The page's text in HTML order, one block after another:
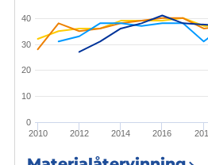
2010 2012 2014 2016
0
10
20
30
40